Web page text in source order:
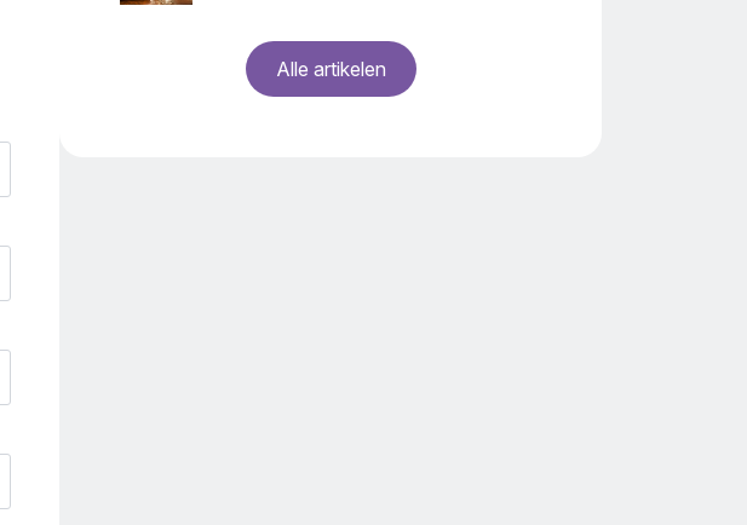
Alle artikelen